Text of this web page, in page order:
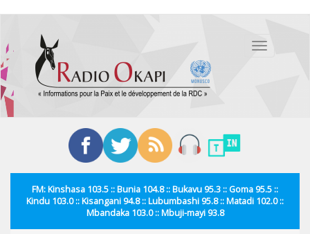
contenu
principal
Toggle
FM: Kinshasa 103.5 :: Bunia 104.8 :: Bukavu 95.3 :: Goma 95.5 ::
Kindu 103.0 :: Kisangani 94.8 :: Lubumbashi 95.8 :: Matadi 102.0 ::
Mbandaka 103.0 :: Mbuji-mayi 93.8